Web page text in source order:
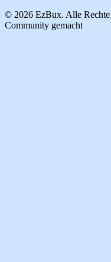
© 2026 EzBux. Alle Rechte
Community gemacht